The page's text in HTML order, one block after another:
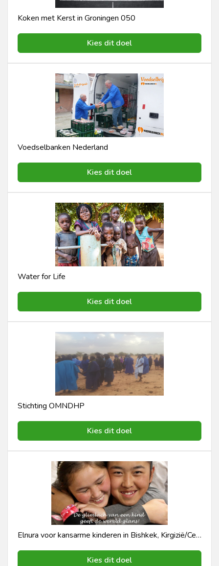
Koken met Kerst in Groningen 050
Kies dit doel
Voedselbanken Nederland
Kies dit doel
Water for Life
Kies dit doel
Stichting OMNDHP
Kies dit doel
Elnura voor kansarme kinderen in Bishkek, Kirgizië/Centraal Azië
Kies dit doel